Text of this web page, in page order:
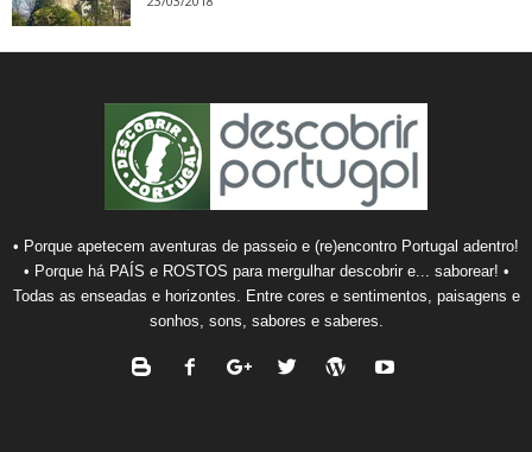
• Porque apetecem aventuras de passeio e (re)encontro Portugal adentro!
• Porque há PAÍS e ROSTOS para mergulhar descobrir e... saborear! •
Todas as enseadas e horizontes. Entre cores e sentimentos, paisagens e
sonhos, sons, sabores e saberes.